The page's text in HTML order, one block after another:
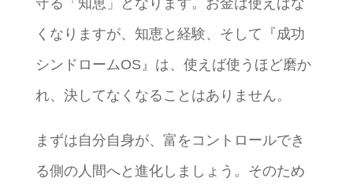
守る「知恵」となります。お金は使えばな
くなりますが、知恵と経験、そして『成功
シンドロームOS』は、使えば使うほど磨か
れ、決してなくなることはありません。
まずは自分自身が、富をコントロールでき
る側の人間へと進化しましょう。そのため